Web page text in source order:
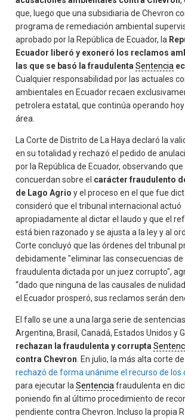
que, luego que una subsidiaria de Chevron
programa de remediación ambiental
aprobado por la República de Ecuador, la
Ecuador liberó y exoneró los reclamos
las que se basó la fraudulentaSentencia
Cualquier responsabilidad por las actuales
ambientales en Ecuador recaen
petrolera estatal, que continúa operando
área.
La Corte de Distrito de La Haya declaró la
en su totalidad y rechazó el pedido de
por la República de Ecuador, observando
concuerdan sobre el carácter fraudulento
de Lago Agrio y el proceso en el que fue
consideró que el tribunal internacional actuó
apropiadamente al dictar el laudo y que el
está bien razonado y se ajusta a la ley y al
Corte concluyó que las órdenes del tribunal
debidamente "eliminar las consecuencias
fraudulenta dictada por un juez corrupto",
“dado que ninguna de las causales de
el Ecuador prosperó, sus reclamos serán
El fallo se une a una larga serie de
Argentina, Brasil, Canadá, Estados Unidos y
rechazan la fraudulenta y corrupta
contra Chevron . En julio, la más alta corte
rechazó de forma unánime el recurso de los
para ejecutar laSentencia fraudulenta en
poniendo fin al último procedimiento de
pendiente contra Chevron. Incluso la propia